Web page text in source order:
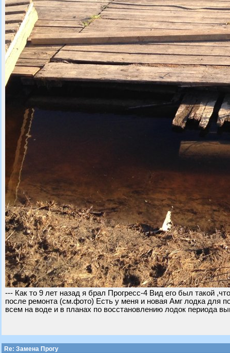
--- Как то 9 лет назад я брал Прогресс-4 Вид его был такой
после ремонта (см.фото) Есть у меня и новая Амг лодка для
всем на воде и в планах по восстановлению лодок периода
Re: Замена Прогу